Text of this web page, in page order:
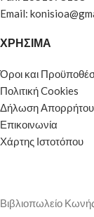
Email:
ΧΡΗΣΙΜΑ
Όροι και
Πολιτική Cookies
Δήλωση Απορρήτου
Επικοινωνία
Χάρτης Ιστοτόπου
Βιβλιοπωλείο